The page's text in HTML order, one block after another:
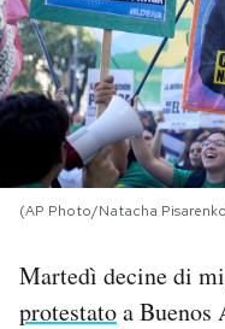
PODCAST
NEWSLETTER
I MIEI PREFERITI
SHOP
(AP Photo/Natacha
Martedì decine di
protestatoa Buenos